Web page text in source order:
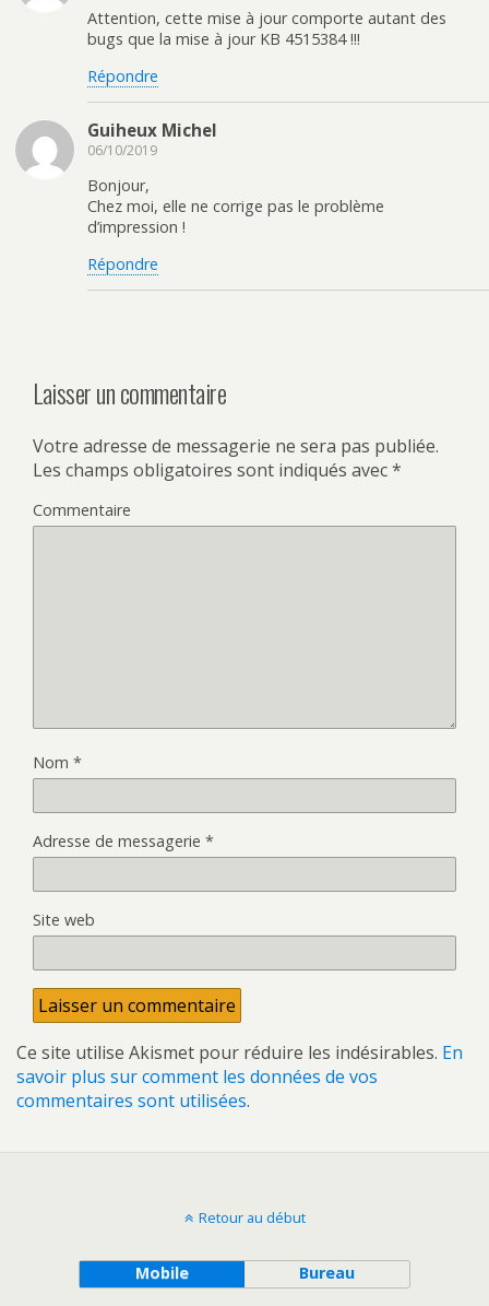
Attention, cette mise à jour comporte autant des
bugs que la mise à jour KB 4515384 !!!
Répondre
Guiheux Michel
06/10/2019
Bonjour,
Chez moi, elle ne corrige pas le problème
d’impression !
Répondre
Laisser un commentaire
Votre adresse de messagerie ne sera pas publiée.
Les champs obligatoires sont indiqués avec*
Commentaire
Nom *
Adresse de messagerie *
Site web
Ce site utilise Akismet pour réduire les indésirables. En
savoir plus sur comment les données de vos
commentaires sont utilisées.
Retour au début
Mobile Bureau